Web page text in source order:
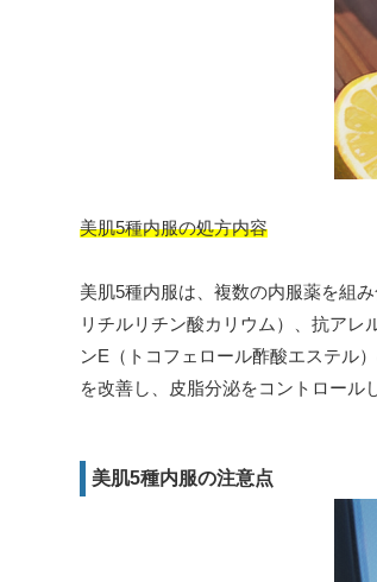
美肌5種内服の処方内容
美肌5種内服は、複数の内服薬を組
リチルリチン酸カリウム）、抗アレ
ンE（トコフェロール酢酸エステル
を改善し、皮脂分泌をコントロール
美肌5種内服の注意点